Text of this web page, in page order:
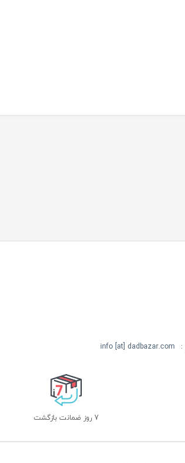
:
info [at] dadbazar.com
7 روز ضمانت بازگشت